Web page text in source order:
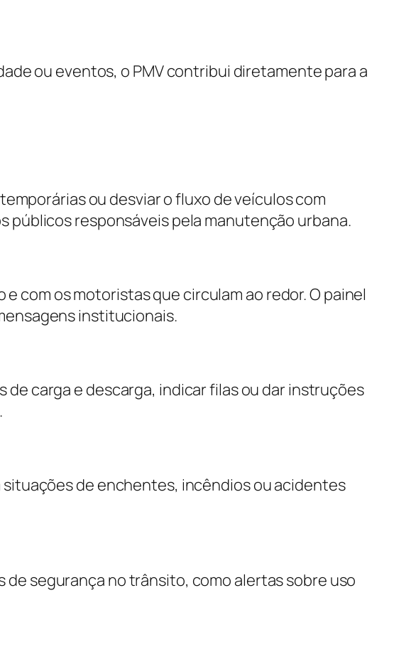
ou eventos, o PMV contribui diretamente para a
ou desviar o fluxo de veículos com
públicos responsáveis pela manutenção urbana.
com os motoristas que circulam ao redor. O painel
institucionais.
carga e descarga, indicar filas ou dar instruções
situações de enchentes, incêndios ou acidentes
de segurança no trânsito, como alertas sobre uso